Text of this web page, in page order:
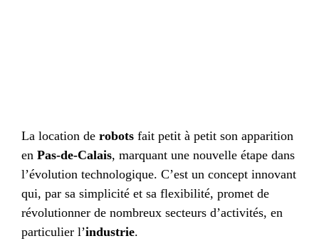
La location de robots fait petit à petit son apparition
en Pas-de-Calais, marquant une nouvelle étape dans
l’évolution technologique. C’est un concept innovant
qui, par sa simplicité et sa flexibilité, promet de
révolutionner de nombreux secteurs d’activités, en
particulier l’industrie.